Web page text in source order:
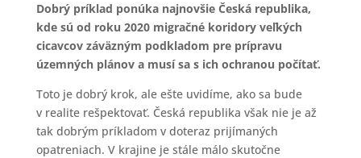
Dobrý príklad ponúka najnovšie Česká republika,
kde sú od roku 2020 migračné koridory veľkých
cicavcov záväzným podkladom pre prípravu
územných plánov a musí sa s ich ochranou počítať.
Toto je dobrý krok, ale ešte uvidíme, ako sa bude
v realite rešpektovať. Česká republika však nie je až
tak dobrým príkladom v doteraz prijímaných
opatreniach. V krajine je stále málo skutočne